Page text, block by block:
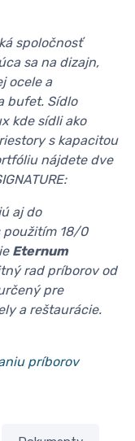
spoločnosť
sa na dizajn,
ocele a
bufet. Sídlo
kde sídli ako
s kapacitou
nájdete dve
aj do
použitím 18/0
Eternum
rad príborov od
pre
a reštaurácie.
príborov